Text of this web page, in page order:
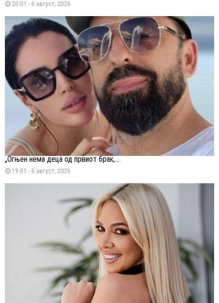
20:01 - 6 август, 2026
„Огњен нема деца од првиот брак,...
19:01 - 6 август, 2026